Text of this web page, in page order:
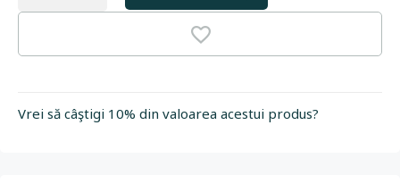
Vrei să câştigi 10% din valoarea acestui produs?